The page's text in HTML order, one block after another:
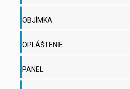
OBJÍMKA
OPLÁŠTENIE
PANEL